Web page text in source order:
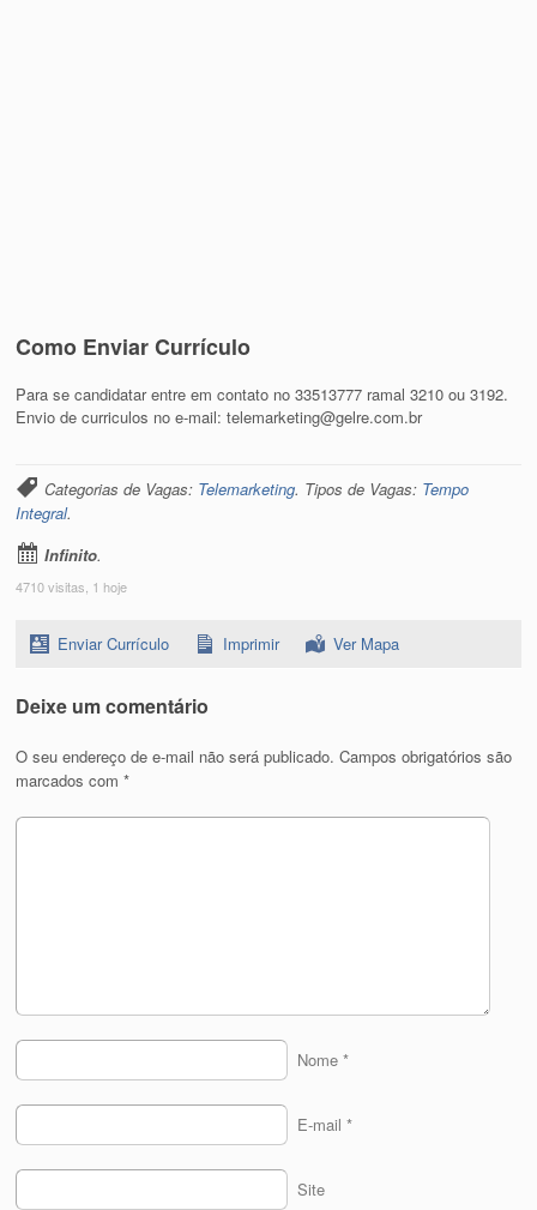
Como Enviar Currículo
Para se candidatar entre em contato no 33513777 ramal 3210 ou 3192.
Envio de curriculos no e-mail: telemarketing@gelre.com.br
Categorias de Vagas: Telemarketing. Tipos de Vagas: Tempo
Integral.
Infinito.
4710 visitas, 1 hoje
Enviar Currículo Imprimir Ver Mapa
Deixe um comentário
O seu endereço de e-mail não será publicado. Campos obrigatórios são
marcados com*
Nome *
E-mail *
Site